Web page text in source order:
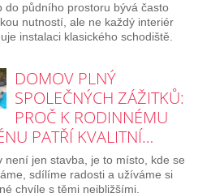
do půdního prostoru bývá často
nutností, ale ne každý interiér
instalaci klasického schodiště.
DOMOV PLNÝ
SPOLEČNÝCH ZÁŽITKŮ:
PROČ K RODINNÉMU
PATŘÍ KVALITNÍ…
není jen stavba, je to místo, kde se
sdílíme radosti a užíváme si
chvíle s těmi nejbližšími.